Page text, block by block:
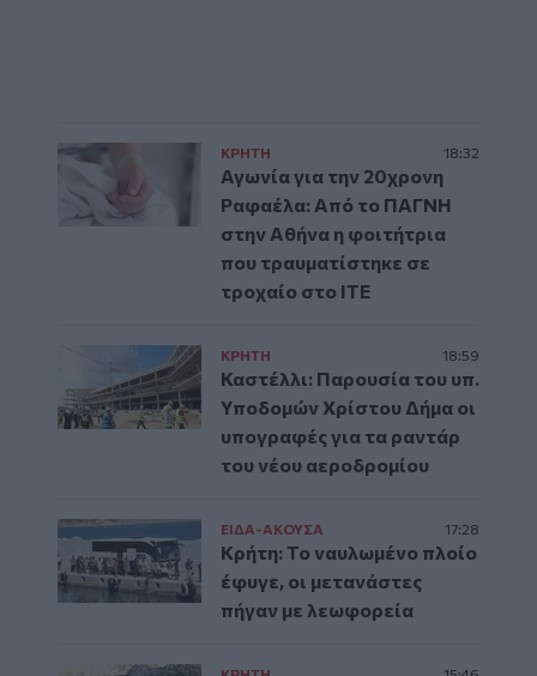
ΚΡΗΤΗ 18:32
Αγωνία για την 20χρονη
Ραφαέλα: Από το ΠΑΓΝΗ
στην Αθήνα η φοιτήτρια
που τραυματίστηκε σε
τροχαίο στο ΙΤΕ
ΚΡΗΤΗ 18:59
Καστέλλι: Παρουσία του υπ.
Υποδομών Χρίστου Δήμα οι
υπογραφές για τα ραντάρ
του νέου αεροδρομίου
ΕΙΔΑ-ΑΚΟΥΣΑ 17:28
Κρήτη: Το ναυλωμένο πλοίο
έφυγε, οι μετανάστες
πήγαν με λεωφορεία